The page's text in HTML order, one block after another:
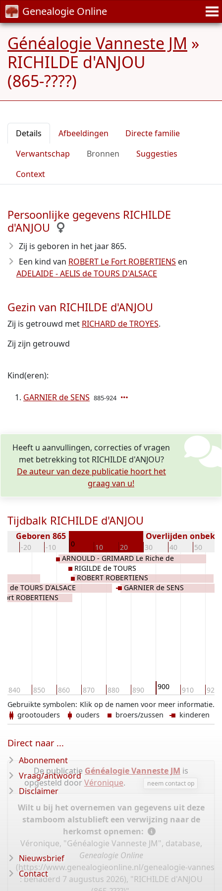
Genealogie Online
Généalogie Vanneste JM »
RICHILDE d'ANJOU
(865-????)
Details Afbeeldingen
Directe familie
Verwantschap
Bronnen
Suggesties
Context
Persoonlijke gegevens RICHILDE
d'ANJOU
Zij is geboren in het jaar 865.
Een kind van ROBERT Le Fort ROBERTIENS en
ADELAIDE - AELIS de TOURS D'ALSACE
Gezin van RICHILDE d'ANJOU
Zij is getrouwd met RICHARD de TROYES.
Zij zijn getrouwd
Kind(eren):
GARNIER de SENS 885-924
Heeft u aanvullingen, correcties of vragen
met betrekking tot RICHILDE d'ANJOU?
De auteur van deze publicatie hoort het
graag van u!
Tijdbalk RICHILDE d'ANJOU
-20 -10 0 10 20 30 40 50
Geboren 865 Overlijden
840 850 860 870 880 890 900 910 920
de TOURS D'ALSACE
ROBERTIENS
ARNOULD - GRIMARD Le Riche de
CORBEILRIGILDE de TOURS
ROBERT ROBERTIENS
GARNIER de SENS
Klik op de namen voor meer informatie.
Gebruikte symbolen:
grootouders
ouders broers/zussen kinderen
De publicatie Généalogie Vanneste JM is
opgesteld doorVéronique. neem contact op
Wilt u bij het overnemen van gegevens uit deze
stamboom alstublieft een verwijzing naar de
herkomst opnemen:
Véronique, "Généalogie Vanneste JM", database,
Genealogie Online
(https://www.genealogieonline.nl/genealogie-
: benaderd 7 augustus 2026), "RICHILDE d'ANJOU
Direct naar ...
Abonnement
Vraag/antwoord
Disclaimer
Nieuwsbrief
Contact